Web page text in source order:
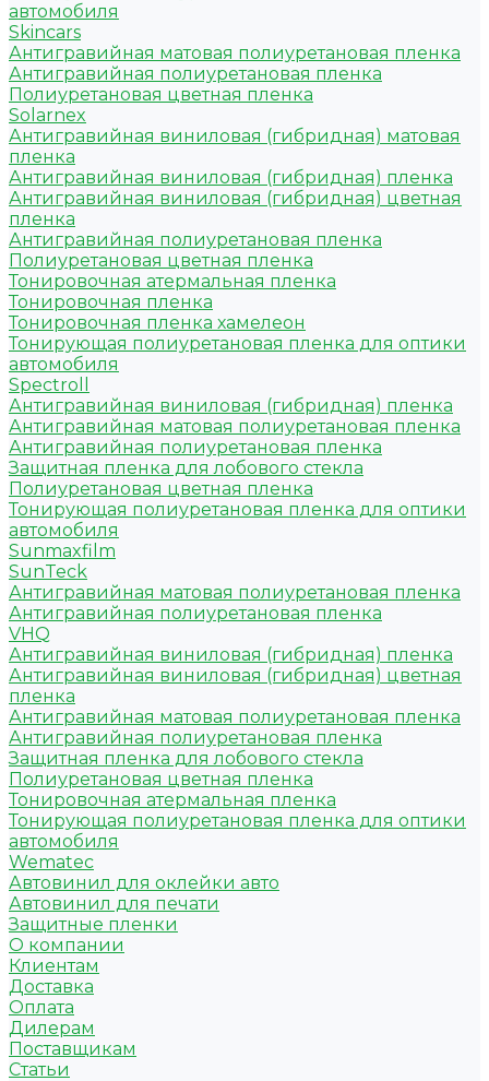
автомобиля
Skincars
Антигравийная матовая полиуретановая пленка
Антигравийная полиуретановая пленка
Полиуретановая цветная пленка
Solarnex
Антигравийная виниловая (гибридная) матовая
пленка
Антигравийная виниловая (гибридная) пленка
Антигравийная виниловая (гибридная) цветная
пленка
Антигравийная полиуретановая пленка
Полиуретановая цветная пленка
Тонировочная атермальная пленка
Тонировочная пленка
Тонировочная пленка хамелеон
Тонирующая полиуретановая пленка для оптики
автомобиля
Spectroll
Антигравийная виниловая (гибридная) пленка
Антигравийная матовая полиуретановая пленка
Антигравийная полиуретановая пленка
Защитная пленка для лобового стекла
Полиуретановая цветная пленка
Тонирующая полиуретановая пленка для оптики
автомобиля
Sunmaxfilm
SunTeck
Антигравийная матовая полиуретановая пленка
Антигравийная полиуретановая пленка
VHQ
Антигравийная виниловая (гибридная) пленка
Антигравийная виниловая (гибридная) цветная
пленка
Антигравийная матовая полиуретановая пленка
Антигравийная полиуретановая пленка
Защитная пленка для лобового стекла
Полиуретановая цветная пленка
Тонировочная атермальная пленка
Тонирующая полиуретановая пленка для оптики
автомобиля
Wematec
Автовинил для оклейки авто
Автовинил для печати
Защитные пленки
О компании
Клиентам
Доставка
Оплата
Дилерам
Поставщикам
Статьи